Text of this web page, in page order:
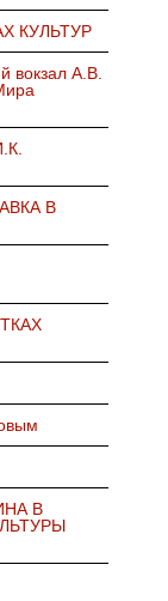
КУЛЬТУР
вокзал А.В.
В
В